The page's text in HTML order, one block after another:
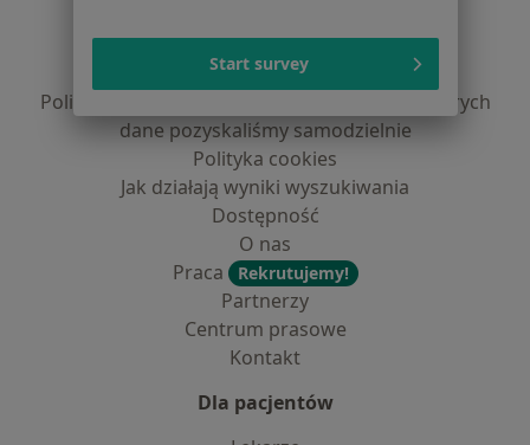
Polityka prywatności pacjentów
Polityka prywatności profesjonalistów
Polityka prywatności dla profesjonalistów, których
dane pozyskaliśmy samodzielnie
Polityka cookies
Jak działają wyniki wyszukiwania
Dostępność
O nas
Praca
Rekrutujemy!
Partnerzy
Centrum prasowe
Kontakt
Dla pacjentów
Start survey